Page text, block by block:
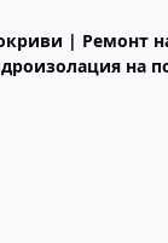
| Ремонт
на